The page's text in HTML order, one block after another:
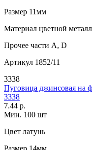
Размер 11мм
Материал цветной металл
Прочее части А, D
Артикул 1852/11
3338
Пуговица джинсовая на
3338
7.44 р.
Мин. 100 шт
Цвет латунь
Размер 14мм